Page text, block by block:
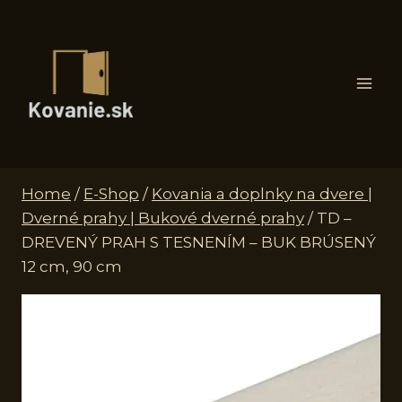
Home / E-Shop / Kovania a doplnky na dvere |
Dverné prahy | Bukové dverné prahy / TD –
DREVENÝ PRAH S TESNENÍM – BUK BRÚSENÝ
12 cm, 90 cm